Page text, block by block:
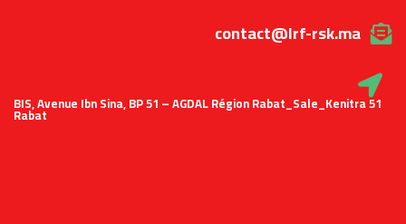
contact@lrf-rsk.ma
51 BIS, Avenue Ibn Sina, BP 51 – AGDAL Région Rabat_Sale_Kenitra
Rabat